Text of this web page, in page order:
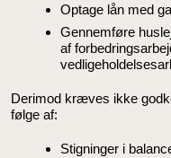
Optage lån med
Gennemføre
af
Derimod kræves ikke
følge af:
Stigninger i